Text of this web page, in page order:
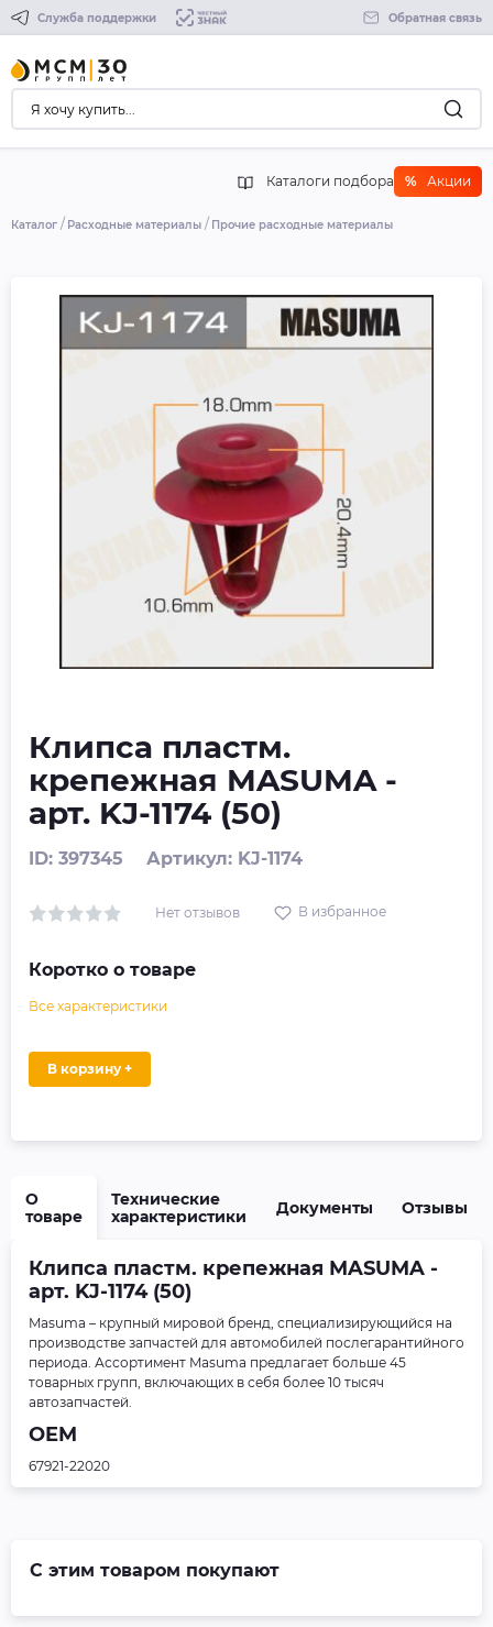
Служба поддержки Обратная связь
Каталоги подбора % Акции
Каталог Расходные материалы Прочие расходные материалы
Клипса пластм.
крепежная MASUMA -
арт. KJ-1174 (50)
ID: 397345 Артикул: KJ-1174
Нет отзывов В избранное
Коротко о товаре
Все характеристики
В корзину +
О
товаре
Технические
характеристики
Документы Отзывы
Клипса пластм. крепежная MASUMA -
арт. KJ-1174 (50)
Masuma – крупный мировой бренд, специализирующийся на
производстве запчастей для автомобилей послегарантийного
периода. Ассортимент Masuma предлагает больше 45
товарных групп, включающих в себя более 10 тысяч
автозапчастей.
OEM
67921-22020
С этим товаром покупают